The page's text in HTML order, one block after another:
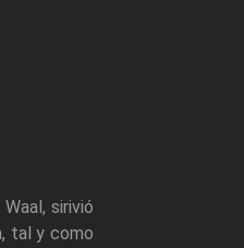
sirivió
tal y como